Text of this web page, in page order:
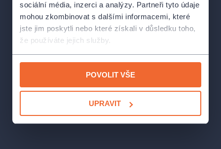
sociální média, inzerci a analýzy. Partneři tyto údaje
mohou zkombinovat s dalšími informacemi, které
jste jim poskytli nebo které získali v důsledku toho,
že používáte jejich služby.
POVOLIT VŠE
UPRAVIT
Marfa Ignatěvna Kabanová:Eva Urbanová
Tichon Ivanyč Kabanov: Jaroslav Březina
Katěrina / Káťa:Alžběta Poláčková
Arnheiður Eiríksdóttir
Kuligin:Miloš Horák